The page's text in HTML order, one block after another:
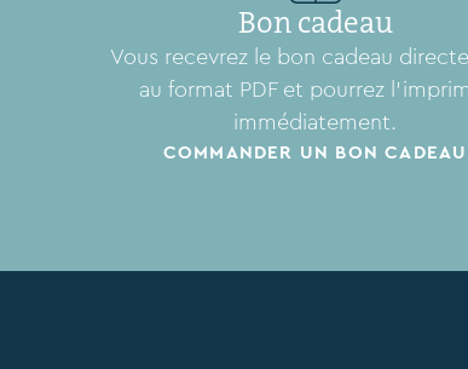
Bon cadeau
Vous recevrez le bon cadeau
au format PDF et pourrez
immédiatement.
COMMANDER UN BON CADEAU